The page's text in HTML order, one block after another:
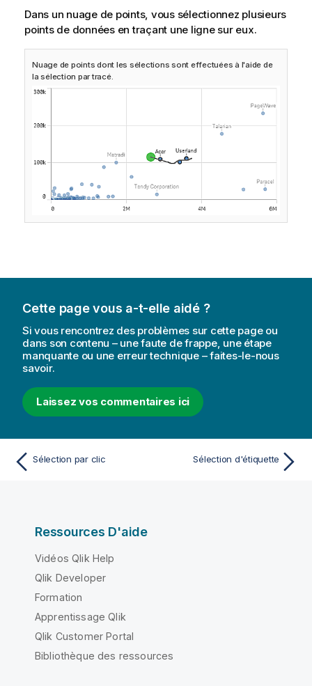
Dans un nuage de points, vous sélectionnez plusieurs
points de données en traçant une ligne sur eux.
Nuage de points dont les sélections sont effectuées à l'aide de
la sélection par tracé.
Cette page vous a-t-elle aidé ?
Si vous rencontrez des problèmes sur cette page ou
dans son contenu – une faute de frappe, une étape
manquante ou une erreur technique – faites-le-nous
savoir.
Laissez vos commentaires ici
Sélection par clic Sélection d'étiquette
Ressources D'aide
Vidéos Qlik Help
Qlik Developer
Formation
Apprentissage Qlik
Qlik Customer Portal
Bibliothèque des ressources